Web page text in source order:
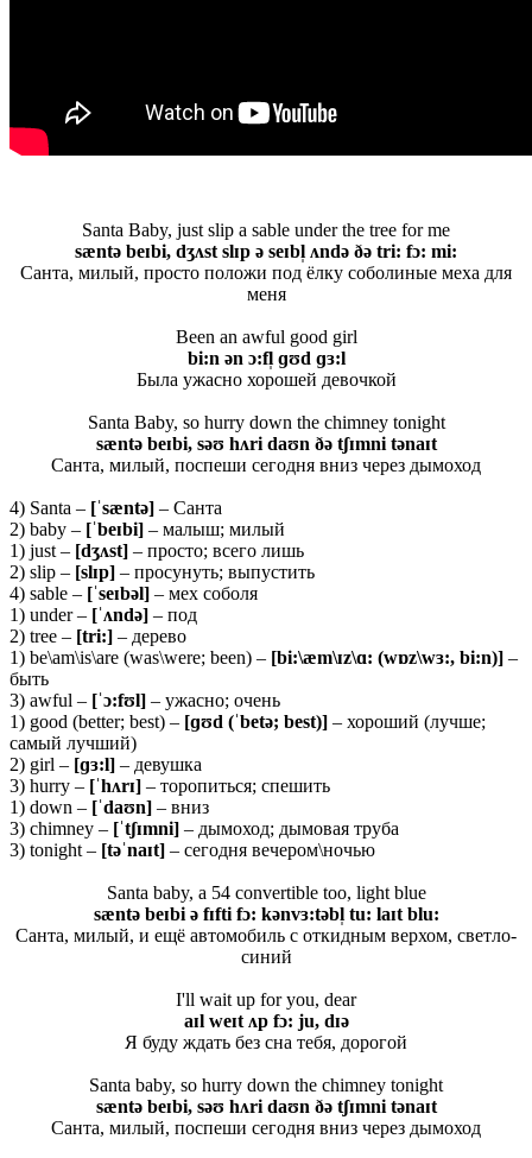
Santa Baby, just slip a sable under the tree for me
sæntə beɪbi, dʒʌst slɪp ə seɪbl̩ ʌndə ðə tri: fɔ: mi:
Санта, милый, просто положи под ёлку соболиные меха для
меня
Been an awful good girl
bi:n ən ɔ:fl̩ ɡʊd ɡɜ:l
Была ужасно хорошей девочкой
Santa Baby, so hurry down the chimney tonight
sæntə beɪbi, səʊ hʌri daʊn ðə tʃɪmni tənaɪt
Санта, милый, поспеши сегодня вниз через дымоход
4) Santa – [ˈsæntə] – Санта
2) baby – [ˈbeɪbi] – малыш; милый
1) just – [dʒʌst] – просто; всего лишь
2) slip – [slɪp] – просунуть; выпустить
4) sable – [ˈseɪbəl] – мех соболя
1) under – [ˈʌndə] – под
2) tree – [tri:] – дерево
1) be\am\is\are (was\were; been) – [bi:\æm\ɪz\ɑ: (wɒz\wɜ:, bi:n)] –
быть
3) awful – [ˈɔ:fʊl] – ужасно; очень
1) good (better; best) – [ɡʊd (ˈbetə; best)] – хороший (лучше;
самый лучший)
2) girl – [ɡɜ:l] – девушка
3) hurry – [ˈhʌrɪ] – торопиться; спешить
1) down – [ˈdaʊn] – вниз
3) chimney – [ˈtʃɪmni] – дымоход; дымовая труба
3) tonight – [təˈnaɪt] – сегодня вечером\ночью
Santa baby, a 54 convertible too, light blue
sæntə beɪbi ə fɪfti fɔ: kənvɜ:təbl̩ tu: laɪt blu:
Санта, милый, и ещё автомобиль с откидным верхом, светло-
синий
I'll wait up for you, dear
aɪl weɪt ʌp fɔ: ju, dɪə
Я буду ждать без сна тебя, дорогой
Santa baby, so hurry down the chimney tonight
sæntə beɪbi, səʊ hʌri daʊn ðə tʃɪmni tənaɪt
Санта, милый, поспеши сегодня вниз через дымоход